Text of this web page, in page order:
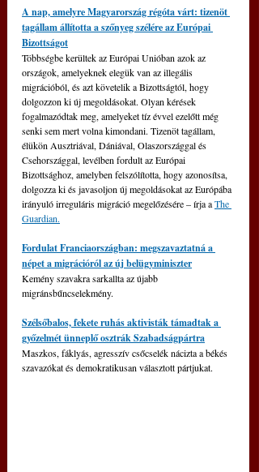
A nap, amelyre Magyarország régóta várt: tizenöt
tagállam állította a szőnyeg szélére az Európai
Bizottságot
Többségbe kerültek az Európai Unióban azok az
országok, amelyeknek elegük van az illegális
migrációból, és azt követelik a Bizottságtól, hogy
dolgozzon ki új megoldásokat. Olyan kérések
fogalmazódtak meg, amelyeket tíz évvel ezelőtt még
senki sem mert volna kimondani. Tizenöt tagállam,
élükön Ausztriával, Dániával, Olaszországgal és
Csehországgal, levélben fordult az Európai
Bizottsághoz, amelyben felszólította, hogy azonosítsa,
dolgozza ki és javasoljon új megoldásokat az Európába
irányuló irreguláris migráció megelőzésére – írja a The
Guardian.
Fordulat Franciaországban: megszavaztatná a
népet a migrációról az új belügyminiszter
Kemény szavakra sarkallta az újabb
migránsbűncselekmény.
Szélsőbalos, fekete ruhás aktivisták támadtak a
győzelmét ünneplő osztrák Szabadságpártra
Maszkos, fáklyás, agresszív csőcselék nácizta a békés
szavazókat és demokratikusan választott pártjukat.